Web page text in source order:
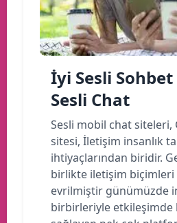
İyi Sesli Sohbet
Sesli Chat
Sesli mobil chat
sitesi, İletişim insanlık
ihtiyaçlarından biridir.
birlikte iletişim biçimleri
evrilmiştir günümüzde
birbirleriyle etkileşimde